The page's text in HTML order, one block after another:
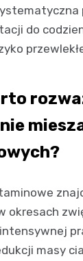
do
okresach
masy